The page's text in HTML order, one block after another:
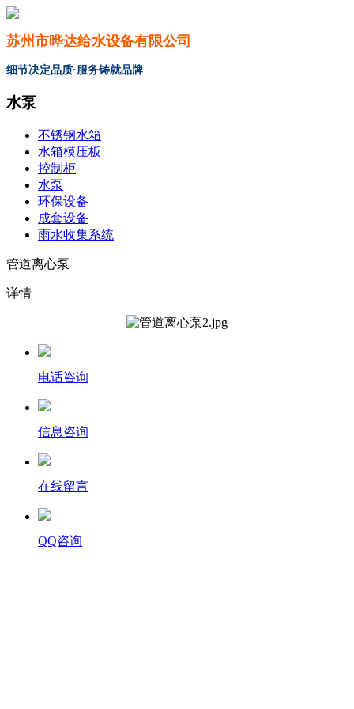
苏州市晔达给水设备有限公司
细节决定品质·服务铸就品牌
水泵
不锈钢水箱
水箱模压板
控制柜
水泵
环保设备
成套设备
雨水收集系统
管道离心泵
详情
电话咨询
信息咨询
在线留言
QQ咨询